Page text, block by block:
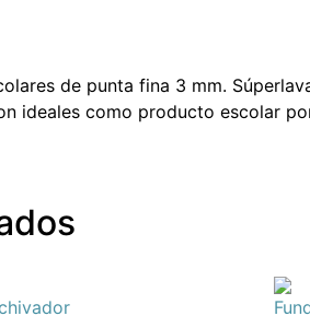
de punta fina 3 mm.
ideales como producto escolar